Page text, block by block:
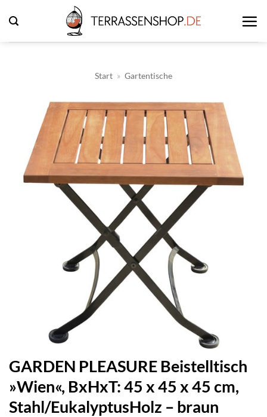
Inhalt
springen
Start » Gartentische
GARDEN PLEASURE Beistelltisch
»Wien«, BxHxT: 45 x 45 x 45 cm,
Stahl/EukalyptusHolz – braun